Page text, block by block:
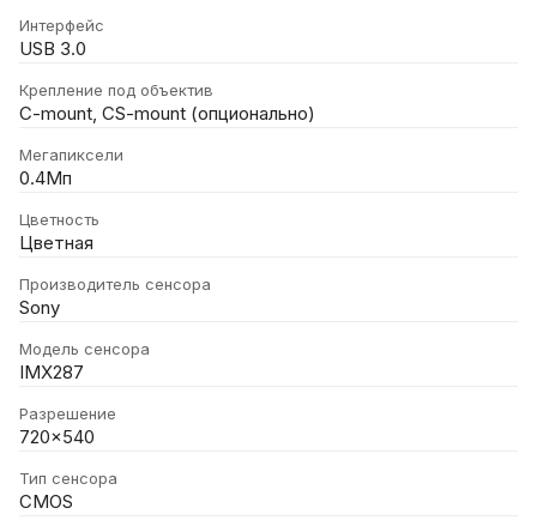
Интерфейс
USB 3.0
Крепление под объектив
C-mount, CS-mount (опционально)
Мегапиксели
0.4Мп
Цветность
Цветная
Производитель сенсора
Sony
Модель сенсора
IMX287
Разрешение
720x540
Тип сенсора
CMOS